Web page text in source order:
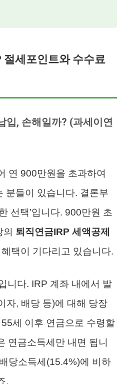
절세포인트와 수수료
입, 손해일까? (과세이연
연 900만원을 초과하여
분들이 있습니다. 결론부
선택’입니다. 900만원 초
의 퇴직연금IRP 세액공제
택이 기다리고 있습니다.
니다. IRP 계좌 내에서 발
자, 배당 등)에 대해 당장
세 이후 연금으로 수령할
연금소득세만 내면 됩니
당소득세(15.4%)에 비하
.